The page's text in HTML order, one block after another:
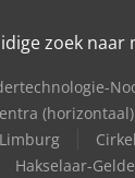
zoek naar
(horizontaal)
Hakselaar-